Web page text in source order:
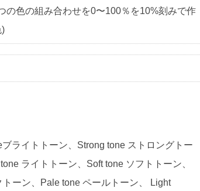
の色の組み合わせを0〜100％を10%刻みで作
)
ライトトーン、Strong tone ストロングトー
ライトトーン、Soft tone ソフトトーン、
ーン、Pale tone ペールトーン、 Light